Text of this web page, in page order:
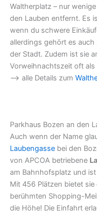
Waltherplatz – nur
den Lauben entfernt. Es
wenn du schwere
allerdings gehört es auch
der Stadt. Zudem ist sie
Vorweihnachtszeit oft als
–> alle Details zum
Parkhaus Bozen an den
Auch wenn der Name
Laubengasse bei den
von APCOA betriebene
am Bahnhofsplatz und
Mit 456 Plätzen bietet
berühmten Shopping-
die Höhe! Die Einfahrt